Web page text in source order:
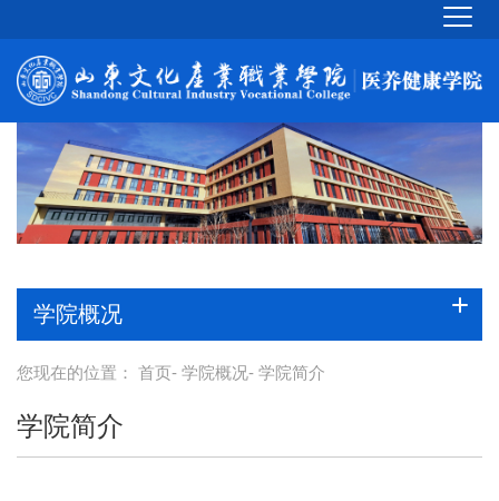
学院概况
您现在的位置： 首页- 学院概况- 学院简介
学院简介